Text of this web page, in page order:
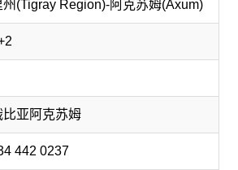
(Tigray Region)-阿克苏姆(Axum)
亚阿克苏姆
442 0237